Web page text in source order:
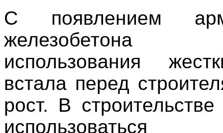
С появлением
железобетона
использования
встала перед
рост. В
использоваться